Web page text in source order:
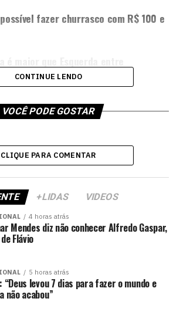
fazer churrasco com R$ 100 e
CONTINUE LENDO
VOCÊ PODE GOSTAR
CLIQUE PARA COMENTAR
+LIDAS VIDEOS
4 horas atrás
Mendes diz não conhecer Alfredo Gaspar,
Flávio
5 horas atrás
“Deus levou 7 dias para fazer o mundo e
não acabou”